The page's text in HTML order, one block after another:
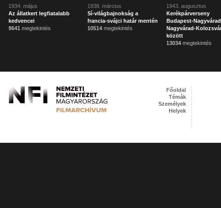
1934. május
Az állatkert legfiatalabb
kedvencei
8641 megtekintés
1938. március
Sí-világbajnokság a
francia-svájci határ mentén
10514 megtekintés
1943. augusztus
Kerékpárverseny
Budapest-
Nagyvárad-
között
13034 megtekintés
Főoldal
Témák
Személyek
Helyek